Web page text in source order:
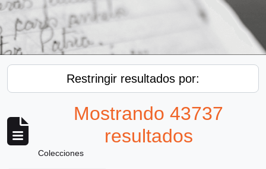
Restringir resultados por:
Mostrando 43737
resultados
Colecciones